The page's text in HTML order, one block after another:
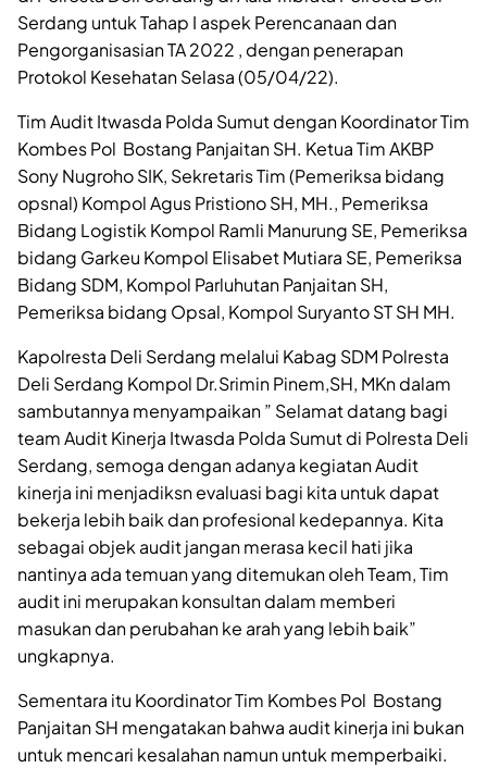
Serdang untuk Tahap I aspek Perencanaan dan
Pengorganisasian TA 2022 , dengan penerapan
Protokol Kesehatan Selasa (05/04/22).
Tim Audit Itwasda Polda Sumut dengan Koordinator Tim
Kombes Pol Bostang Panjaitan SH. Ketua Tim AKBP
Sony Nugroho SIK, Sekretaris Tim (Pemeriksa bidang
opsnal) Kompol Agus Pristiono SH, MH., Pemeriksa
Bidang Logistik Kompol Ramli Manurung SE, Pemeriksa
bidang Garkeu Kompol Elisabet Mutiara SE, Pemeriksa
Bidang SDM, Kompol Parluhutan Panjaitan SH,
Pemeriksa bidang Opsal, Kompol Suryanto ST SH MH.
Kapolresta Deli Serdang melalui Kabag SDM Polresta
Deli Serdang Kompol Dr.Srimin Pinem,SH, MKn dalam
sambutannya menyampaikan ” Selamat datang bagi
team Audit Kinerja Itwasda Polda Sumut di Polresta Deli
Serdang, semoga dengan adanya kegiatan Audit
kinerja ini menjadiksn evaluasi bagi kita untuk dapat
bekerja lebih baik dan profesional kedepannya. Kita
sebagai objek audit jangan merasa kecil hati jika
nantinya ada temuan yang ditemukan oleh Team, Tim
audit ini merupakan konsultan dalam memberi
masukan dan perubahan ke arah yang lebih baik”
ungkapnya.
Sementara itu Koordinator Tim Kombes Pol Bostang
Panjaitan SH mengatakan bahwa audit kinerja ini bukan
untuk mencari kesalahan namun untuk memperbaiki.